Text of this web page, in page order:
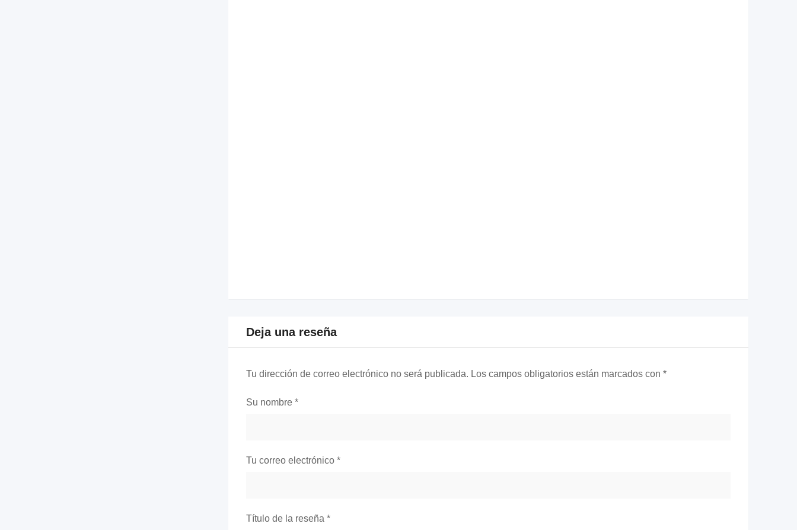
Deja una reseña
Tu dirección de correo electrónico no será publicada. Los campos obligatorios están marcados con *
Su nombre *
Tu correo electrónico *
Título de la reseña *